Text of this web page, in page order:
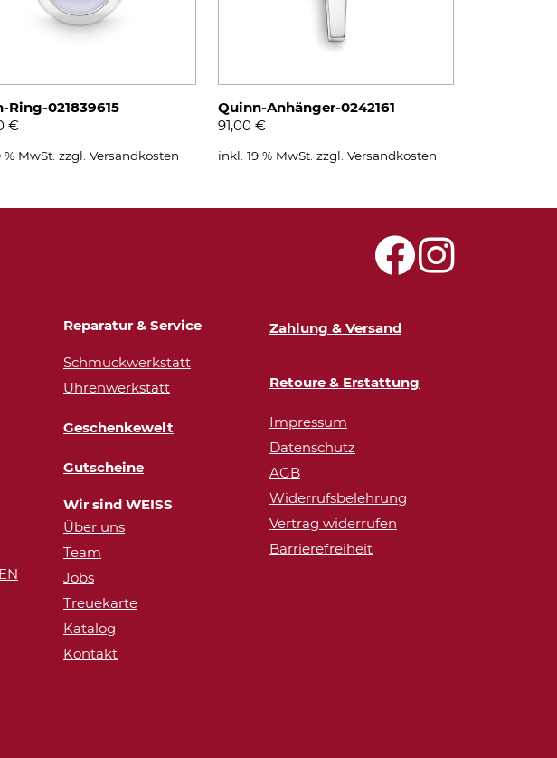
Ring-021839615
€
% MwSt. zzgl. Versandkosten
Quinn-Anhänger-0242161
91,00 €
inkl. 19 % MwSt. zzgl. Versandkosten
Reparatur & Service
Schmuckwerkstatt
Uhrenwerkstatt
Geschenkewelt
Gutscheine
Wir sind WEISS
Über uns
Team
Jobs
Treuekarte
Katalog
Kontakt
Zahlung & Versand
Retoure & Erstattung
Impressum
Datenschutz
AGB
Widerrufsbelehrung
Vertrag widerrufen
Barrierefreiheit